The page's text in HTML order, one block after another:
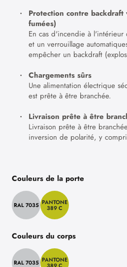
Protection contre
fumées)
En cas d'incendie à
et un verrouillage
empêcher un backdraft
Chargements sûrs
Une alimentation électrique
est prête à être branchée.
Livraison prête à être
Livraison prête à être
inversion de polarité, y
Couleurs de la porte
RAL 7035 PANTONE
389 C
Couleurs du corps
RAL 7035 PANTONE